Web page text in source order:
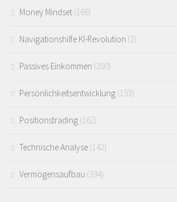
Money Mindset (166)
Navigationshilfe KI-Revolution (2)
Passives Einkommen (200)
Persönlichkeitsentwicklung (153)
Positionstrading (162)
Technische Analyse (142)
Vermögensaufbau (394)